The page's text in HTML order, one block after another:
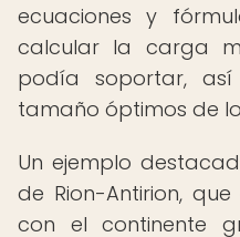
ecuaciones y
calcular la carga
podía soportar,
tamaño óptimos de
Un ejemplo
de Rion-Antirion,
con el continente